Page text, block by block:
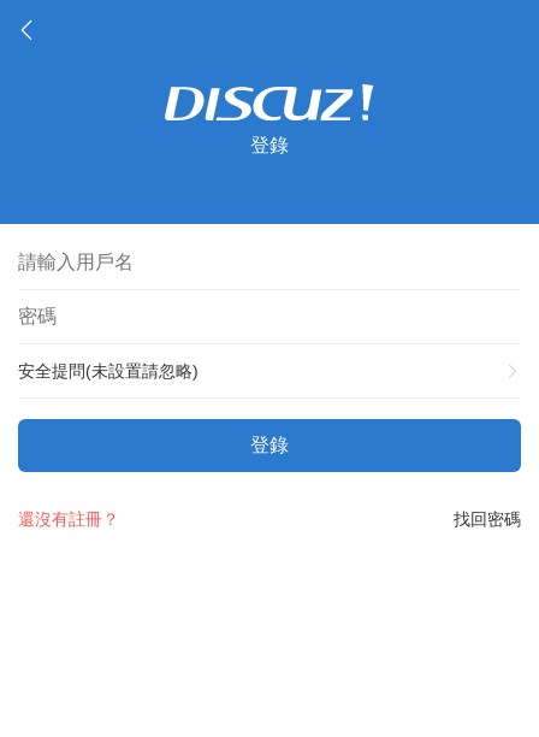
登錄
安全提問(未設置請忽略)
登錄
找回密碼
還沒有註冊？